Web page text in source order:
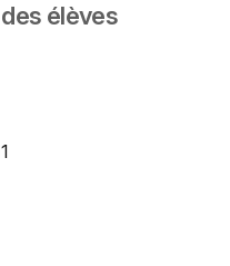
élèves